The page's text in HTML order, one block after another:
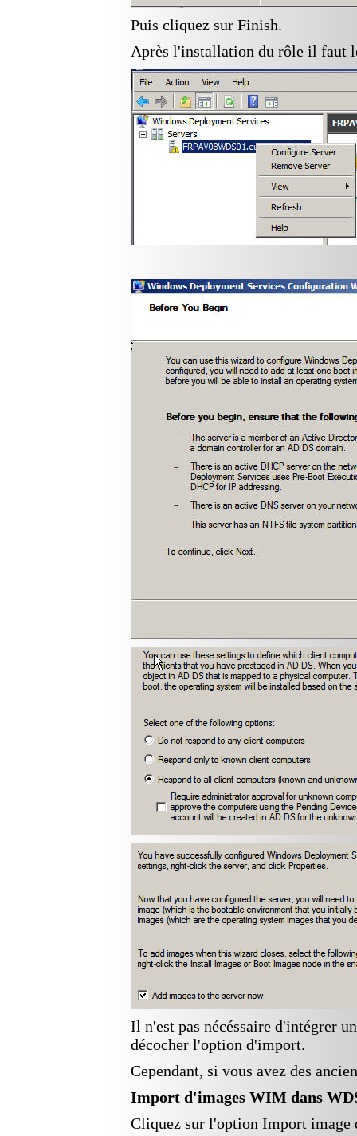
Puis cliquez sur Finish.
Après l'installation du rôle il faut
Il n'est pas nécéssaire d'intégrer
décocher l'option d'import.
Cependant, si vous avez des
Import d'images WIM dans
Cliquez sur l'option Import image